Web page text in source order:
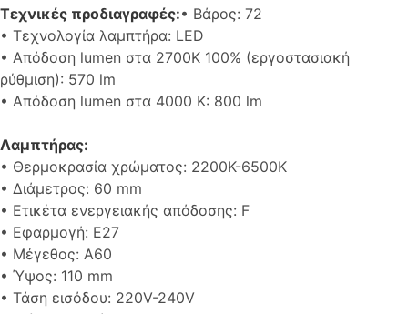
Τεχνικές προδιαγραφές:• Βάρος: 72
• Τεχνολογία λαμπτήρα: LED
• Απόδοση lumen στα 2700K 100% (εργοστασιακή
ρύθμιση): 570 lm
• Απόδοση lumen στα 4000 K: 800 lm
Λαμπτήρας:
• Θερμοκρασία χρώματος: 2200K-6500K
• Διάμετρος: 60 mm
• Ετικέτα ενεργειακής απόδοσης: F
• Εφαρμογή: E27
• Μέγεθος: A60
• Ύψος: 110 mm
• Τάση εισόδου: 220V-240V